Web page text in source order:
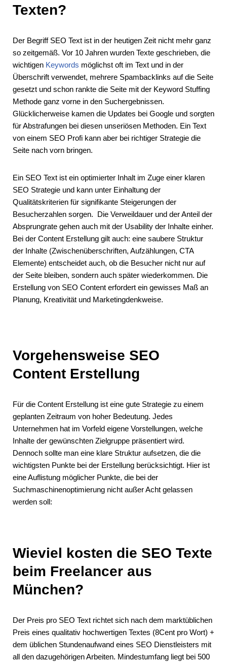
Texten?
Der Begriff SEO Text ist in der heutigen Zeit nicht mehr ganz
so zeitgemäß. Vor 10 Jahren wurden Texte geschrieben, die
wichtigen Keywords möglichst oft im Text und in der
Überschrift verwendet, mehrere Spambacklinks auf die Seite
gesetzt und schon rankte die Seite mit der Keyword Stuffing
Methode ganz vorne in den Suchergebnissen.
Glücklicherweise kamen die Updates bei Google und sorgten
für Abstrafungen bei diesen unseriösen Methoden. Ein Text
von einem SEO Profi kann aber bei richtiger Strategie die
Seite nach vorn bringen.
Ein SEO Text ist ein optimierter Inhalt im Zuge einer klaren
SEO Strategie und kann unter Einhaltung der
Qualitätskriterien für signifikante Steigerungen der
Besucherzahlen sorgen. Die Verweildauer und der Anteil der
Absprungrate gehen auch mit der Usability der Inhalte einher.
Bei der Content Erstellung gilt auch: eine saubere Struktur
der Inhalte (Zwischenüberschriften, Aufzählungen, CTA
Elemente) entscheidet auch, ob die Besucher nicht nur auf
der Seite bleiben, sondern auch später wiederkommen. Die
Erstellung von SEO Content erfordert ein gewisses Maß an
Planung, Kreativität und Marketingdenkweise.
Vorgehensweise SEO
Content Erstellung
Für die Content Erstellung ist eine gute Strategie zu einem
geplanten Zeitraum von hoher Bedeutung. Jedes
Unternehmen hat im Vorfeld eigene Vorstellungen, welche
Inhalte der gewünschten Zielgruppe präsentiert wird.
Dennoch sollte man eine klare Struktur aufsetzen, die die
wichtigsten Punkte bei der Erstellung berücksichtigt. Hier ist
eine Auflistung möglicher Punkte, die bei der
Suchmaschinenoptimierung nicht außer Acht gelassen
werden soll:
Wieviel kosten die SEO Texte
beim Freelancer aus
München?
Der Preis pro SEO Text richtet sich nach dem marktüblichen
Preis eines qualitativ hochwertigen Textes (8Cent pro Wort) +
dem üblichen Stundenaufwand eines SEO Dienstleisters mit
all den dazugehörigen Arbeiten. Mindestumfang liegt bei 500